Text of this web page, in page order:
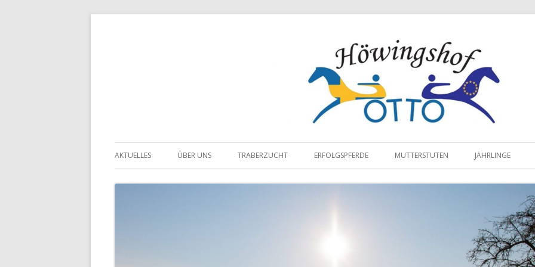
Primäres
Menü
AKTUELLES ÜBER UNS TRABERZUCHT ERFOLGSPFERDE MUTTERSTUTEN JÄHRLINGE